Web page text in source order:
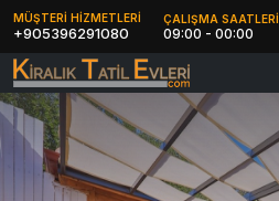
MÜŞTERİ HİZMETLERİ
+905396291080
ÇALIŞMA SAATLERİ
09:00 - 00:00